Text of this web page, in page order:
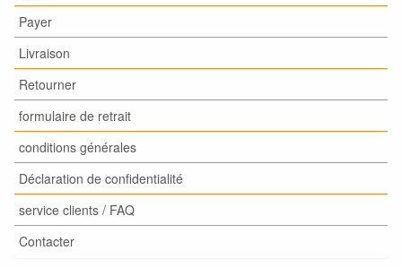
Payer
Livraison
Retourner
formulaire de retrait
conditions générales
Déclaration de confidentialité
service clients / FAQ
Contacter